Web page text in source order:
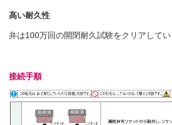
高い耐久性
弁は100万回の開閉耐久試験をクリアしてい
接続手順